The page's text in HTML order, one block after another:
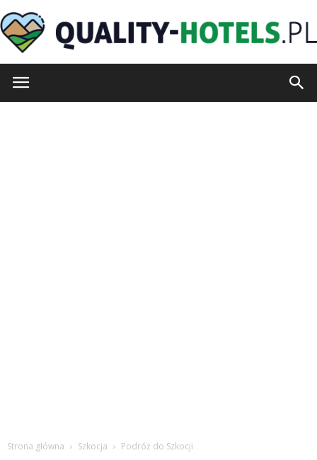
Strona główna Szkocja Podróż do Szkocji